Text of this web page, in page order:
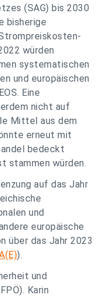
(SAG) bis 2030
bisherige
würden
systematischen
und europäischen
Eine
nicht auf
Mittel aus dem
erneut mit
bedeckt
stammen würden.
auf das Jahr
und
europäische
über das Jahr 2023
).
und
Karin